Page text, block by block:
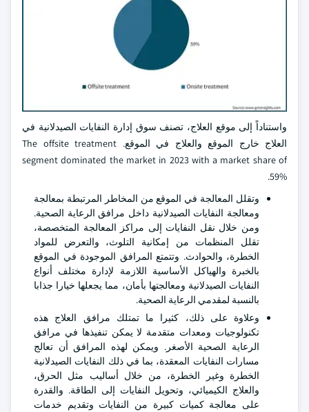
واستناداً إلى موقع العلاج، تصنف سوق إدارة النفايات الصيدلانية في
العلاج خارج الموقع والعلاج في الموقع. The offsite treatment
segment dominated the market in 2023 with a market share of
59%.
وتقلل المعالجة في الموقع من المخاطر المرتبطة بمعالجة
ومعالجة النفايات الصيدلانية داخل مرافق الرعاية الصحية.
ومن خلال نقل النفايات إلى مراكز المعالجة المتخصصة،
تقلل المنظمات من إمكانية التلوث، والتعرض للمواد
الخطرة، والحوادث. وتتمتع المرافق الموجودة في الموقع
بالخبرة والهياكل الأساسية اللازمة لإدارة مختلف أنواع
النفايات الصيدلانية ومعالجتها بأمان، مما يجعلها خيارا جذابا
بالنسبة لمقدمي الرعاية الصحية.
وعلاوة على ذلك، كثيرا ما تمتلك مرافق العلاج هذه
تكنولوجيات ومعدات متقدمة لا يمكن تنفيذها في مرافق
الرعاية الصحية الأصغر. ويمكن لهذه المرافق أن تعالج
مسارات النفايات المعقدة، بما في ذلك النفايات الصيدلانية
الخطرة وغير الخطرة، من خلال أساليب مثل الحرق،
والعلاج الكيميائي، وتحويل النفايات إلى الطاقة. والقدرة
على معالجة كميات كبيرة من النفايات وتقديم خدمات